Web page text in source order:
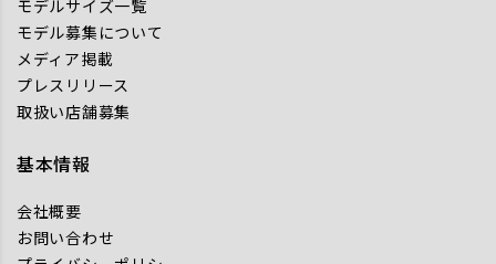
モデルサイズ一覧
モデル募集について
メディア掲載
プレスリリース
取扱い店舗募集
基本情報
会社概要
お問い合わせ